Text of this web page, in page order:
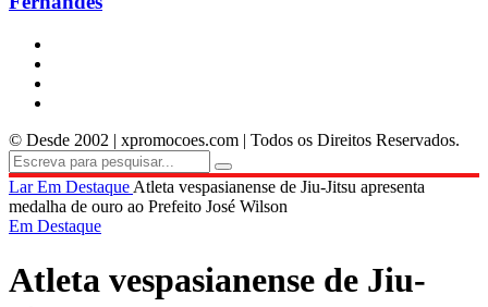
© Desde 2002 | xpromocoes.com | Todos os Direitos Reservados.
LarEm Destaque Atleta vespasianense de Jiu-Jitsu apresenta
medalha de ouro ao Prefeito José Wilson
Em Destaque
Atleta vespasianense de Jiu-